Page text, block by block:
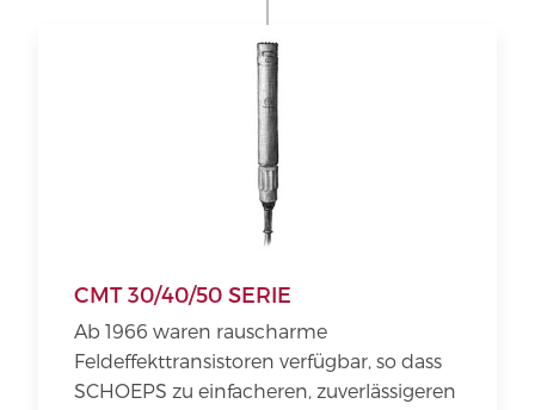
CMT 30/40/50 SERIE
Ab 1966 waren rauscharme
Feldeffekttransistoren verfügbar, so dass
SCHOEPS zu einfacheren, zuverlässigeren